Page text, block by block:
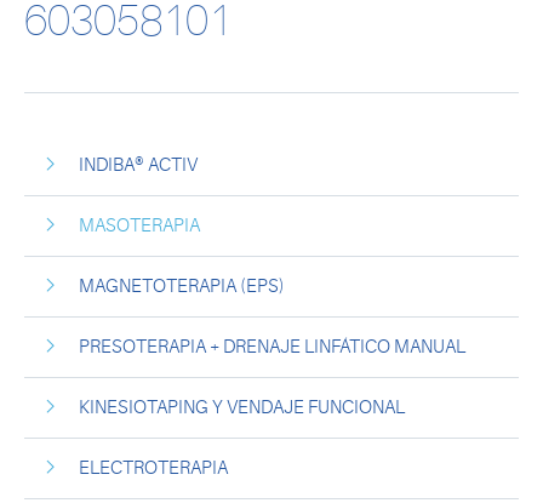
603058101
INDIBA® ACTIV
MASOTERAPIA
MAGNETOTERAPIA (EPS)
PRESOTERAPIA + DRENAJE LINFÁTICO MANUAL
KINESIOTAPING Y VENDAJE FUNCIONAL
ELECTROTERAPIA